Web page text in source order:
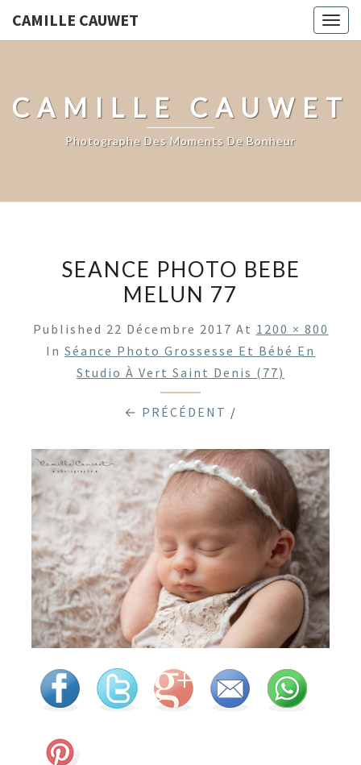
CAMILLE CAUWET
CAMILLE CAUWET
Photographe Des Moments De Bonheur
SEANCE PHOTO BEBE
MELUN 77
Published 22 Décembre 2017 At 1200 × 800
In Séance Photo Grossesse Et Bébé En
Studio À Vert Saint Denis (77)
← PRÉCÉDENT /